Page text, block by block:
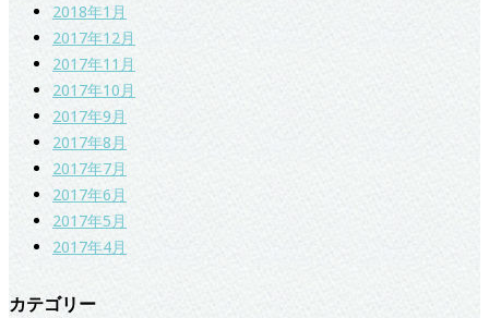
2018年1月
2017年12月
2017年11月
2017年10月
2017年9月
2017年8月
2017年7月
2017年6月
2017年5月
2017年4月
カテゴリー